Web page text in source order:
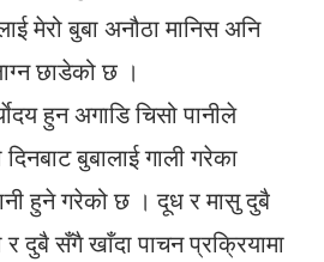
मेरो बुबा अनौठा मानिस अनि
छाडेको छ ।
हुन अगाडि चिसो पानीले
बुबालाई गाली गरेका
हुने गरेको छ । दूध र मासु दुबै
दुबै सँगै खाँदा पाचन प्रक्रियामा